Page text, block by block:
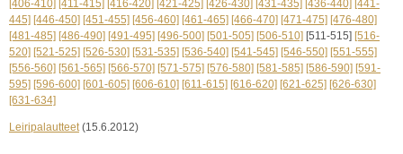
[406-410] [411-415] [416-420] [421-425] [426-430] [431-435] [436-440] [441-
445] [446-450] [451-455] [456-460] [461-465] [466-470] [471-475] [476-480]
[481-485] [486-490] [491-495] [496-500] [501-505] [506-510] [511-515] [516-
520] [521-525] [526-530] [531-535] [536-540] [541-545] [546-550] [551-555]
[556-560] [561-565] [566-570] [571-575] [576-580] [581-585] [586-590] [591-
595] [596-600] [601-605] [606-610] [611-615] [616-620] [621-625] [626-630]
[631-634]
Leiripalautteet (15.6.2012)